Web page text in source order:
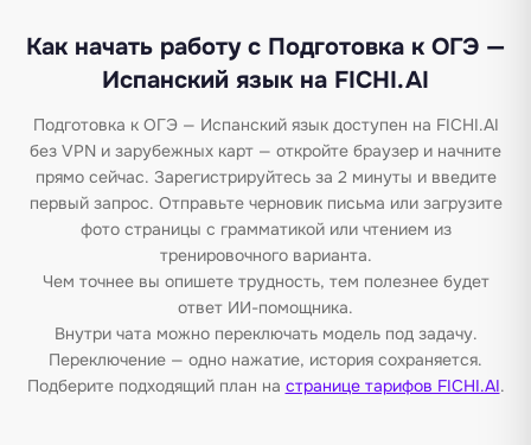
Как начать работу с Подготовка к ОГЭ —
Испанский язык на FICHI.AI
Подготовка к ОГЭ — Испанский язык доступен на FICHI.AI
без VPN и зарубежных карт — откройте браузер и начните
прямо сейчас. Зарегистрируйтесь за 2 минуты и введите
первый запрос. Отправьте черновик письма или загрузите
фото страницы с грамматикой или чтением из
тренировочного варианта.
Чем точнее вы опишете трудность, тем полезнее будет
ответ ИИ-помощника.
Внутри чата можно переключать модель под задачу.
Переключение — одно нажатие, история сохраняется.
Подберите подходящий план на странице тарифов FICHI.AI.